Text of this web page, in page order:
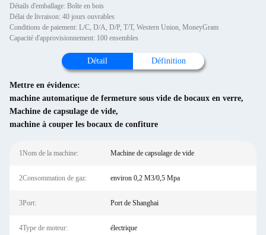
Détails d'emballage: Boîte en bois
Délai de livraison: 40 jours ouvrables
Conditions de paiement: L/C, D/A, D/P, T/T, Western Union, MoneyGram
Capacité d'approvisionnement: 100 ensembles
Détail Définition
Mettre en évidence:
machine automatique de fermeture sous vide de bocaux en verre,
Machine de capsulage de vide,
machine à couper les bocaux de confiture
1Nom de la machine: Machine de capsulage de vide
2Consommation de gaz: environ 0,2 M3/0,5 Mpa
3Port: Port de Shanghai
4Type de moteur: électrique